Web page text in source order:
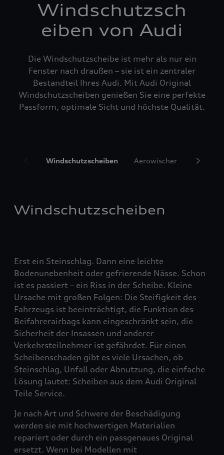
Windschutzsch
eiben von Audi
Die Windschutzscheibe ist mehr als nur ein
Fenster nach draußen – sie ist ein zentraler
Bestandteil Ihres Audi. Mit Audi Original
Windschutzscheiben genießen Sie eine perfekte
Passform, optimale Sicht und höchste Qualität.
Windschutzscheiben Aerowischer
Windschutzscheiben
Erst ein Steinschlag. Dann eine leichte
Bodenunebenheit oder gefrierende Nässe. Schon
ist es passiert – ein Riss in der Scheibe. Kleine
Ursache mit großen Folgen: Die Steifigkeit des
Fahrzeugs ist beeinträchtigt, die Funktion des
Beifahrerairbags kann eingeschränkt sein, die
Sicherheit der Insassen und anderer
Verkehrsteilnehmer ist gefährdet. Für einen
Scheibenschaden gibt es viele Ursachen, ob
Steinschlag, Unfall oder Abnutzung, die einfache
Lösung lautet: Scheiben aus dem Audi Original
Teile Service.
Je nach Art und Schwere der Beschädigung
werden sie mit hochwertigen Materialien
repariert oder durch ein passgenaues Original
ersetzt. Wenn bei Modellen mit